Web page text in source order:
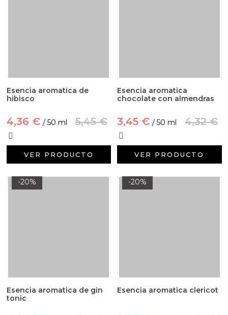
Esencia aromatica de
hibisco
4,36 € / 50 ml 5,45 €
VER PRODUCTO
Esencia aromatica
chocolate con almendras
3,45 € / 50 ml 4,32 €
VER PRODUCTO
-20%
Esencia aromatica de gin
tonic
-20%
Esencia aromatica clericot